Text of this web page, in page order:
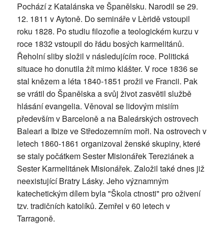
Pochází z Katalánska ve Španělsku. Narodil se 29.
12. 1811 v Aytoně. Do semináře v Lèridě vstoupil
roku 1828. Po studiu filozofie a teologickém kurzu v
roce 1832 vstoupil do řádu bosých karmelitánů.
Řeholní sliby složil v následujícím roce. Politická
situace ho donutila žít mimo klášter. V roce 1836 se
stal knězem a léta 1840-1851 prožil ve Francii. Pak
se vrátil do Španělska a svůj život zasvětil službě
hlásání evangelia. Věnoval se lidovým misiím
především v Barceloně a na Baleárských ostrovech
Baleari a Ibize ve Středozemním moři. Na ostrovech v
letech 1860-1861 organizoval ženské skupiny, které
se staly počátkem Sester Misionářek Tereziánek a
Sester Karmelitánek Misionářek. Založil také dnes již
neexistující Bratry Lásky. Jeho významným
katechetickým dílem byla "Škola ctnosti" pro oživení
tzv. tradičních katolíků. Zemřel v 60 letech v
Tarragoně.